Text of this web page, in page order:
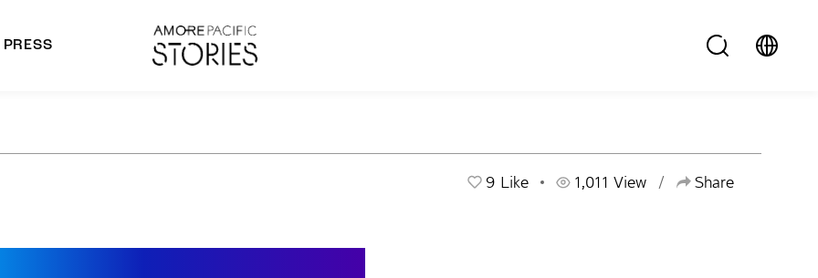
PRESS
9 Like 1,011 View Share